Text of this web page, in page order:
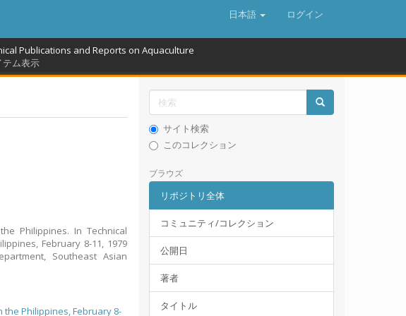
日本語 ログイン
Publications and Reports on Aquaculture
テム表示
Philippines. In Technical
February 8-11, 1979
Southeast Asian
the Philippines, February 8-
サイト検索
このコレクション
ブラウズ
リポジトリ全体
コミュニティ/コレクション
公開日
著者
タイトル